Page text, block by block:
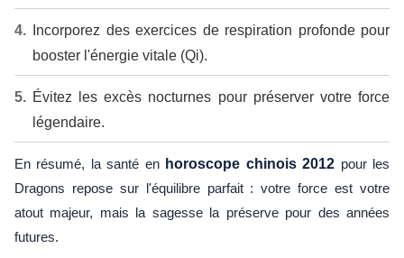
Incorporez des exercices de respiration profonde pour
booster l'énergie vitale (Qi).
Évitez les excès nocturnes pour préserver votre force
légendaire.
En résumé, la santé en horoscope chinois 2012 pour les
Dragons repose sur l'équilibre parfait : votre force est votre
atout majeur, mais la sagesse la préserve pour des années
futures.